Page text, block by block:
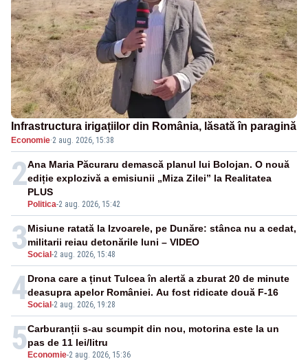
Infrastructura irigațiilor din România, lăsată în paragină
Economie·2 aug. 2026, 15:38
2
Politica-2 aug. 2026, 15:42
Ana Maria Păcuraru demască planul lui Bolojan. O nouă
ediție explozivă a emisiunii „Miza Zilei” la Realitatea
PLUS
3Social -2 aug. 2026, 15:48
Misiune ratată la Izvoarele, pe Dunăre: stânca nu a cedat,
militarii reiau detonările luni – VIDEO
4Social -2 aug. 2026, 19:28
Drona care a ținut Tulcea în alertă a zburat 20 de minute
deasupra apelor României. Au fost ridicate două F-16
5 Economie-2 aug. 2026, 15:36
Carburanții s-au scumpit din nou, motorina este la un
pas de 11 lei/litru